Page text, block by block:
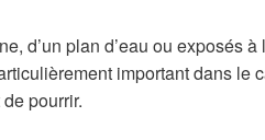
d’un plan d’eau ou exposés
important dans le
pourrir.